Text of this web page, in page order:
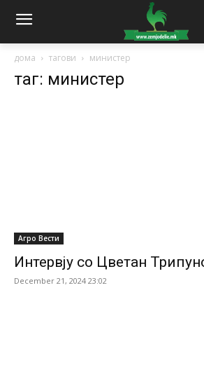
дома тагови министер
таг: министер
Агро Вести
Интервју со Цветан
December 21, 2024 23:02